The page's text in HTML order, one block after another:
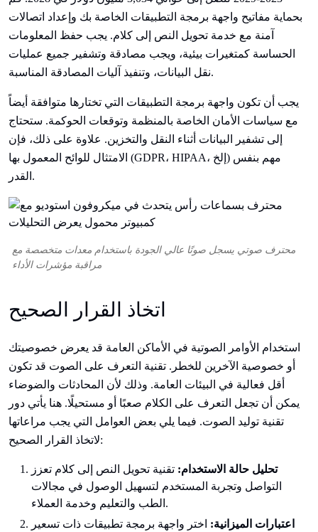
بحماية مفاتيح واجهة برمجة التطبيقات الخاصة بك وإعداد اتصالات
آمنة مع خدمة تحويل النص إلى كلام. يجب حفظ المعلومات
الحساسة كمتغيرات بيئية، ويجب مصادقة وتشفير جميع عمليات
نقل البيانات، وتنفيذ آليات المصادقة المناسبة.
يجب أن تكون واجهة برمجة التطبيقات التي تختارها متوافقة أيضاً
مع سياسات الأمان الخاصة بالمنظمة وتوقعات الحوكمة. ستحتاج
إلى تشفير البيانات أثناء النقل والتخزين. علاوة على ذلك، فإن
الامتثال للوائح المعمول بها (GDPR، HIPAA، إلخ) مهم بنفس
القدر.
محترف صوتي يسجل صوتًا عالي الجودة باستخدام معدات متخصصة مع
مراقبة مؤشرات الأداء
اتخاذ القرار الصحيح
استخدام الأوامر الصوتية في الأماكن العامة قد يعرض خصوصيتك
أو خصوصية الآخرين للخطر. تقنية التعرف على الصوت قد تكون
أقل فعالية في البيئات العامة. وذلك لأن المحادثات والضوضاء
يمكن أن تجعل التعرف على الكلام صعبًا أو مستحيلًا. هنا يأتي دور
تقنية توليد الصوت. فيما يلي بعض العوامل التي يجب مراعاتها
لاتخاذ القرار الصحيح:
تحليل حالة الاستخدام: تقنية تحويل النص إلى كلام تعزز
التواصل وتجربة المستخدم لتسهيل الوصول في مجالات
الطب والتعليم وخدمة العملاء.
اعتبارات الميزانية: اختر واجهة برمجة تطبيقات ذات تسعير